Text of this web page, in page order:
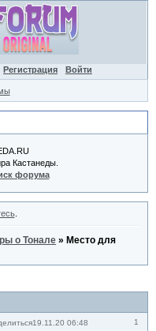
Регистрация Войти
Кастанеды.
форума
.
о Тонале » Место для
1
19.11.20 06:48